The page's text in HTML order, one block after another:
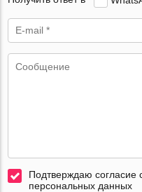
Подтверждаю согласие
персональных данных